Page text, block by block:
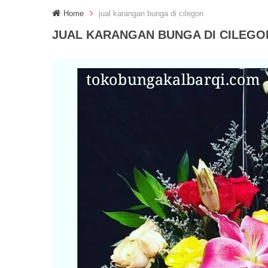
Home jual karangan bunga di cilegon
JUAL KARANGAN BUNGA DI